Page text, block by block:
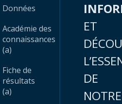
Données
Académie des
connaissances
(a)
Fiche de
résultats
(a)
ET
DE
NOTRE